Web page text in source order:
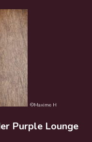
©Maxime H
Purple Lounge